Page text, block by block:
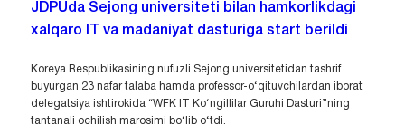
JDPUda Sejong universiteti bilan hamkorlikdagi
xalqaro IT va madaniyat dasturiga start berildi
Koreya Respublikasining nufuzli Sejong universitetidan tashrif
buyurgan 23 nafar talaba hamda professor-o‘qituvchilardan iborat
delegatsiya ishtirokida “WFK IT Ko‘ngillilar Guruhi Dasturi”ning
tantanali ochilish marosimi bo‘lib o‘tdi.